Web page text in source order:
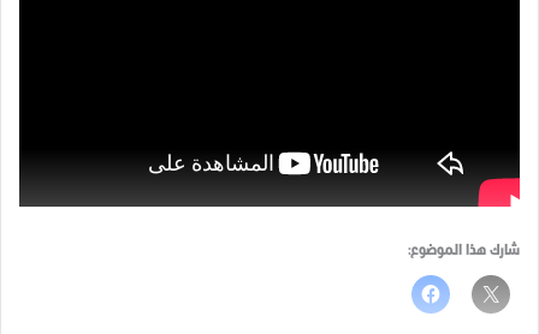
شارك هذا الموضوع: